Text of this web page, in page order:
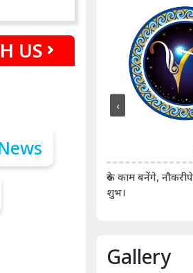
US
दिखाए। कानूनी वाद-
रुके काम बनेंगे,
शुभ।
‹
Gallery